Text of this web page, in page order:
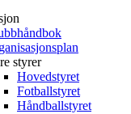
styrer
Hovedstyret
Fotballstyret
Håndballstyret